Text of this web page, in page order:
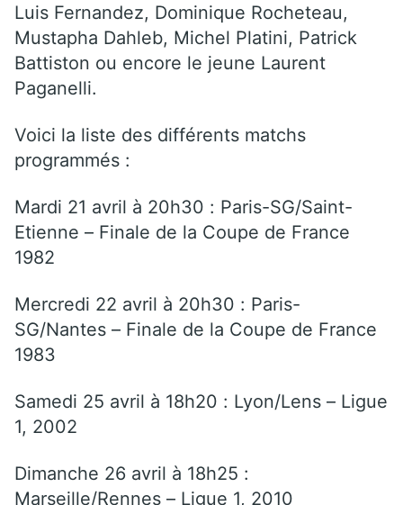
Luis Fernandez, Dominique Rocheteau,
Mustapha Dahleb, Michel Platini, Patrick
Battiston ou encore le jeune Laurent
Paganelli.
Voici la liste des différents matchs
programmés :
Mardi 21 avril à 20h30 : Paris-SG/Saint-
Etienne – Finale de la Coupe de France
1982
Mercredi 22 avril à 20h30 : Paris-
SG/Nantes – Finale de la Coupe de France
1983
Samedi 25 avril à 18h20 : Lyon/Lens – Ligue
1, 2002
Dimanche 26 avril à 18h25 :
Marseille/Rennes – Ligue 1, 2010